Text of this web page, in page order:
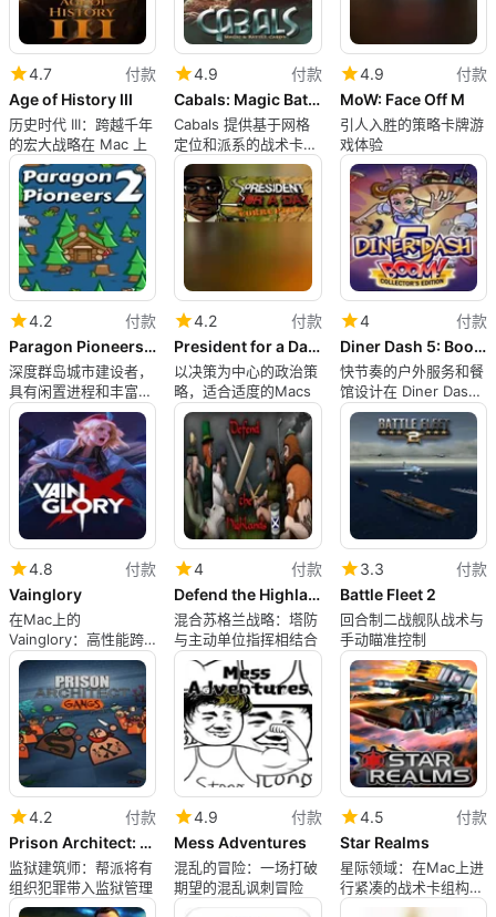
4.7
付款
Age of History III
历史时代 III：跨越千年
的宏大战略在 Mac 上
4.9
付款
Cabals: Magic Battle Cards
Cabals 提供基于网格
定位和派系的战术卡牌
战斗
4.9
付款
MoW: Face Off M
引人入胜的策略卡牌游
戏体验
4.2
付款
Paragon Pioneers 2
深度群岛城市建设者，
具有闲置进程和丰富系
统
4.2
付款
President for a Day - Corruption
以决策为中心的政治策
略，适合适度的Macs
4
付款
Diner Dash 5: Boom
快节奏的户外服务和餐
馆设计在 Diner Dash
中
4.8
付款
Vainglory
在Mac上的
Vainglory：高性能跨
平台MOBA，具有战术
深度
4
付款
Defend the Highlands
混合苏格兰战略：塔防
与主动单位指挥相结合
3.3
付款
Battle Fleet 2
回合制二战舰队战术与
手动瞄准控制
4.2
付款
Prison Architect: Gangs
监狱建筑师：帮派将有
组织犯罪带入监狱管理
4.9
付款
Mess Adventures
混乱的冒险：一场打破
期望的混乱讽刺冒险
4.5
付款
Star Realms
星际领域：在Mac上进
行紧凑的战术卡组构建
战斗